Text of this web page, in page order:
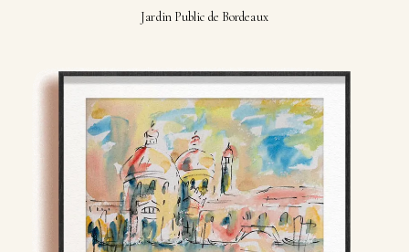
Jardin Public de Bordeaux